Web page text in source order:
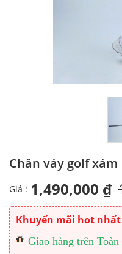
Chân váy golf xám
Giá : 1,490,000 ₫
Khuyến mãi hot nhất
Giao hàng trên